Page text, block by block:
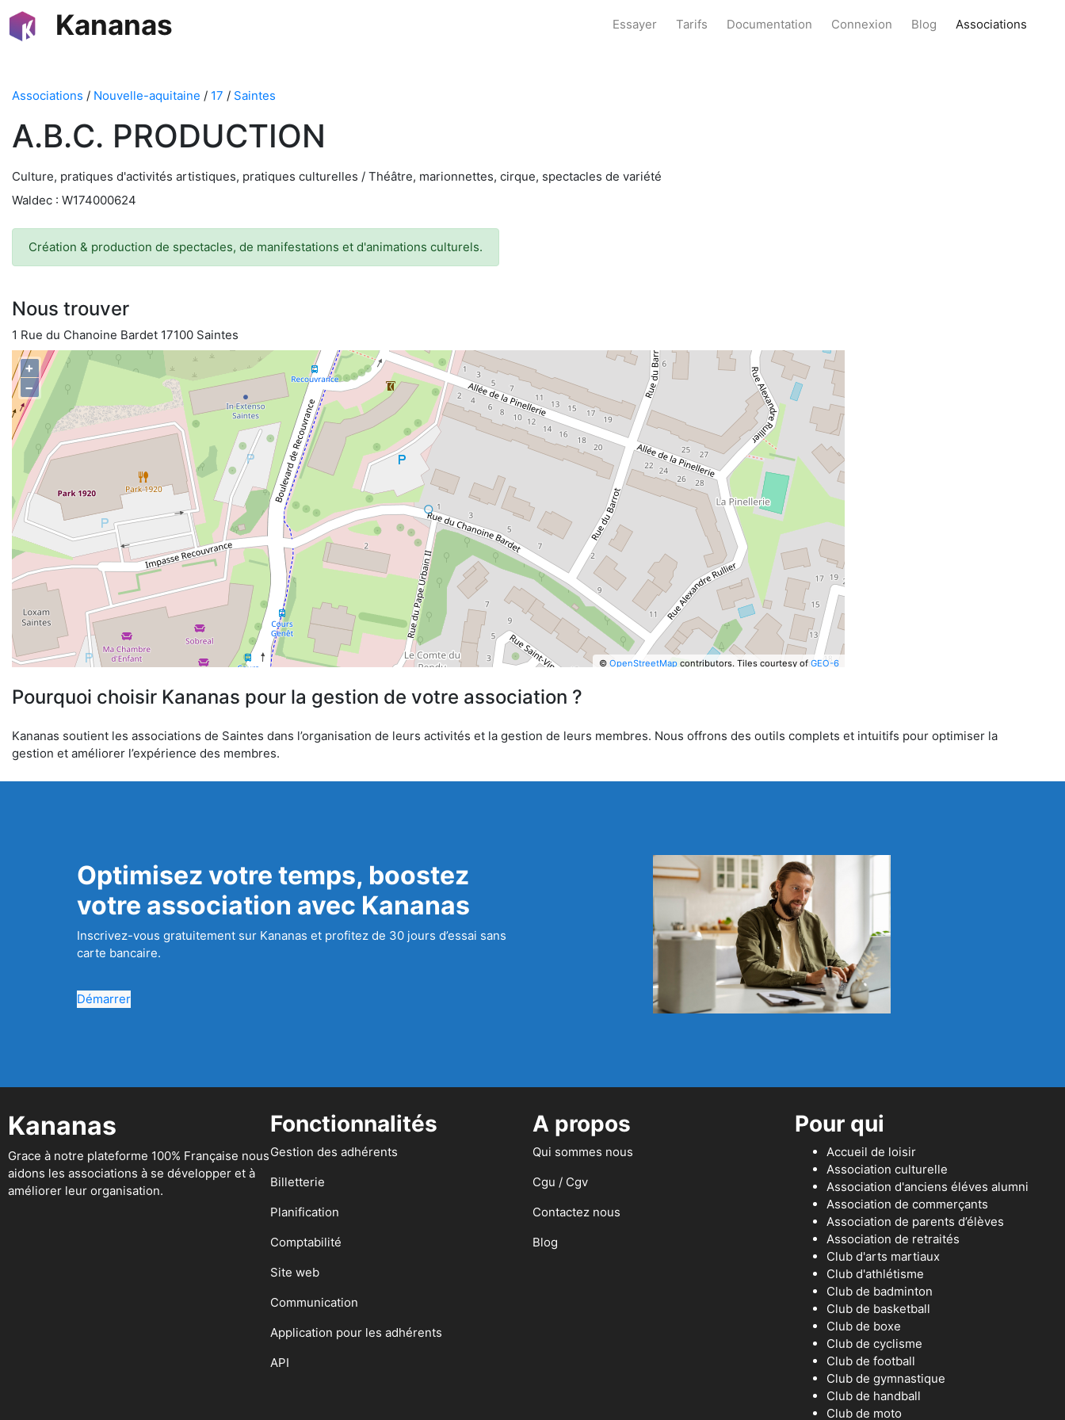
Kananas Essayer Tarifs Documentation Connexion Blog Associations
Associations / Nouvelle-aquitaine / 17 / Saintes
A.B.C. PRODUCTION
Culture, pratiques d'activités artistiques, pratiques culturelles / Théâtre, marionnettes, cirque, spectacles de variété
Waldec : W174000624
Création & production de spectacles, de manifestations et d'animations culturels.
Nous trouver
1 Rue du Chanoine Bardet 17100 Saintes
+
−
© OpenStreetMapcontributors. Tiles courtesy of GEO-6
Pourquoi choisir Kananas pour la gestion de votre association ?
Kananas soutient les associations de Saintes dans l’organisation de leurs activités et la gestion de leurs membres. Nous offrons des outils complets et intuitifs pour optimiser la
gestion et améliorer l’expérience des membres.
Optimisez votre temps, boostez
votre association avec Kananas
Inscrivez-vous gratuitement sur Kananas et profitez de 30 jours d’essai sans
carte bancaire.
Démarrer
Kananas
Grace à notre plateforme 100% Française nous
aidons les associations à se développer et à
améliorer leur organisation.
Fonctionnalités
Gestion des adhérents
Billetterie
Planification
Comptabilité
Site web
Communication
Application pour les adhérents
API
A propos
Qui sommes nous
Cgu / Cgv
Contactez nous
Blog
Pour qui
Accueil de loisir
Association culturelle
Association d'anciens éléves alumni
Association de commerçants
Association de parents d’élèves
Association de retraités
Club d'arts martiaux
Club d'athlétisme
Club de badminton
Club de basketball
Club de boxe
Club de cyclisme
Club de football
Club de gymnastique
Club de handball
Club de moto